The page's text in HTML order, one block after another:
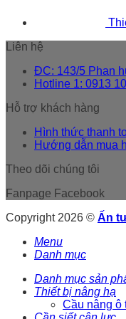
Liên hệ
ĐC: 143/5 Phan
Hotline 1: 0913
Hỗ trợ khách hàng
Hình thức thanh
Hướng dẫn mua
Theo dõi chúng tôi
Fanpage Facebook
Copyright 2026 © Ấn
Menu
Danh mục
Danh mục sản
Thiết bị nâng hạ
Cầu nâng ô